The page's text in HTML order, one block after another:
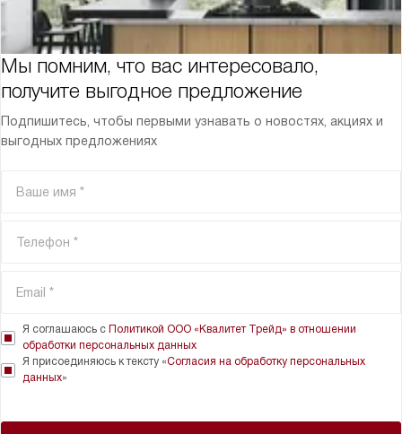
Мы помним, что вас интересовало,
получите выгодное предложение
Подпишитесь, чтобы первыми узнавать о новостях, акциях и
выгодных предложениях
Я соглашаюсь с Политикой ООО «Квалитет Трейд» в отношении
обработки персональных данных
Я присоединяюсь к тексту «Согласия на обработку персональных
данных»